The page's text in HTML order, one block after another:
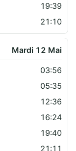
19:39
21:10
Mardi 12 Mai
03:56
05:35
12:36
16:24
19:40
21:11